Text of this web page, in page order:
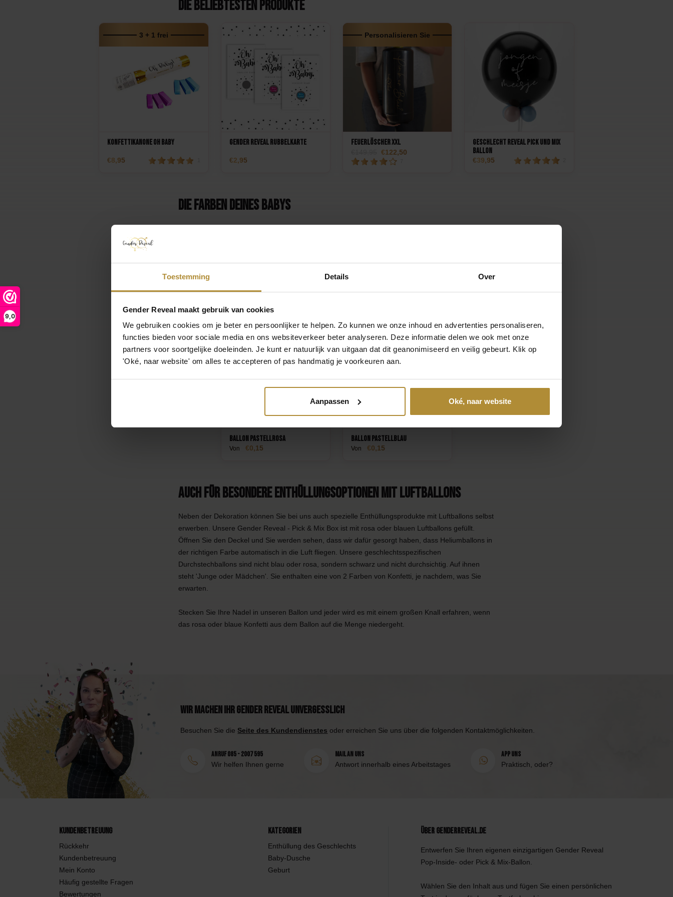
Toestemming Details Over
Gender Reveal maakt gebruik van cookies
We gebruiken cookies om je beter en persoonlijker te helpen. Zo kunnen we onze inhoud en advertenties personaliseren,
functies bieden voor sociale media en ons websiteverkeer beter analyseren. Deze informatie delen we ook met onze
partners voor soortgelijke doeleinden. Je kunt er natuurlijk van uitgaan dat dit geanonimiseerd en veilig gebeurt. Klik op
'Oké, naar website' om alles te accepteren of pas handmatig je voorkeuren aan.
Aanpassen Oké, naar website
9,0
Die beliebtesten Produkte
3 + 1 frei
Konfettikanone Oh Baby
8,95
Gender Reveal Rubbelkarte
2,95
Personalisieren Sie
Feuerlöscher XXL
122,50
Geschlecht Reveal Pick und Mix
Ballon
39,95
Die Farben deines Babys
Um zusätzliche Atmosphäre zu schaffen, ist es schön, wenn du deinen Partyraum mit blauen und
rosa Luftballons dekorierst. So wird besonders deutlich, worum es heute geht. Welches Geschlecht
Ballon Pastellrosa
Von 0,15
Ballon Pastellblau
Von 0,15
Auch für besondere Enthüllungsoptionen mit Luftballons
Neben der Dekoration können Sie bei uns auch spezielle Enthüllungsprodukte mit Luftballons selbst
erwerben. Unsere Gender Reveal - Pick & Mix Box ist mit rosa oder blauen Luftballons gefüllt.
Öffnen Sie den Deckel und Sie werden sehen, dass wir dafür gesorgt haben, dass Heliumballons in
der richtigen Farbe automatisch in die Luft fliegen. Unsere geschlechtsspezifischen
Durchstechballons sind nicht blau oder rosa, sondern schwarz und nicht durchsichtig. Auf ihnen
steht 'Junge oder Mädchen'. Sie enthalten eine von 2 Farben von Konfetti, je nachdem, was Sie
erwarten.
Stecken Sie Ihre Nadel in unseren Ballon und jeder wird es mit einem großen Knall erfahren, wenn
das rosa oder blaue Konfetti aus dem Ballon auf die Menge niedergeht.
Wir machen Ihr Gender Reveal unvergesslich
Besuchen Sie die Seite des Kundendienstes oder erreichen Sie uns über die folgenden Kontaktmöglichkeiten.
Anruf 085 - 2007 595
Wir helfen Ihnen gerne
Mail an uns
Antwort innerhalb eines Arbeitstages
App uns
Praktisch, oder?
Kundenbetreuung
Rückkehr
Kundenbetreuung
Mein Konto
Häufig gestellte Fragen
Bewertungen
Kategorien
Enthüllung des Geschlechts
Baby-Dusche
Geburt
Über GenderReveal.de
Entwerfen Sie Ihren eigenen einzigartigen Gender Reveal
Pop-Inside- oder Pick & Mix-Ballon.
Wählen Sie den Inhalt aus und fügen Sie einen persönlichen